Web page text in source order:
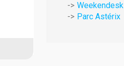
Weekendesk
Parc Astérix